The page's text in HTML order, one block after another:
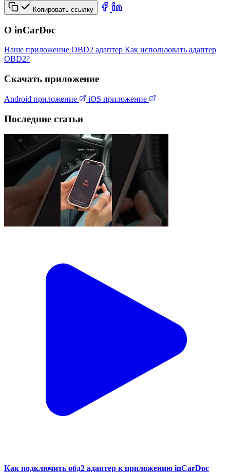
Копировать ссылку
О inCarDoc
Наше приложение OBD2 адаптер Как использовать адаптер
OBD2?
Скачать приложение
Android приложение iOS приложение
Последние статьи
Как подключить обд2 адаптер к приложению inCarDoc